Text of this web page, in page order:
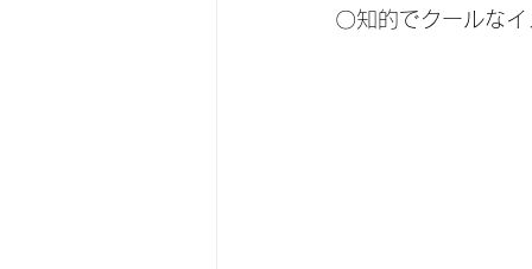
〇知的でクールな